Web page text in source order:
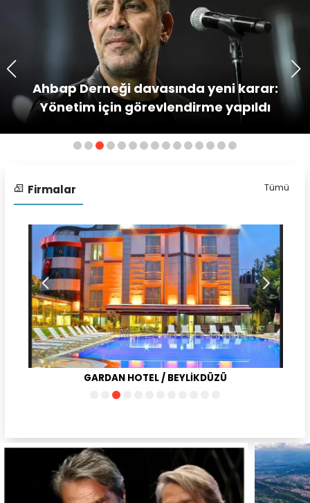
Ahbap Derneği davasında yeni karar:
Yönetim için görevlendirme yapıldı
Firmalar Tümü
GARDAN HOTEL / BEYLİKDÜZÜ